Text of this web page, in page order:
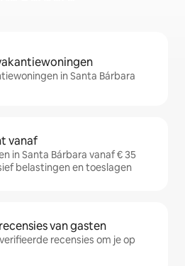
in Santa Bárbara
vanaf
in Santa Bárbara vanaf € 35
belastingen en toeslagen
van gasten
recensies om je op